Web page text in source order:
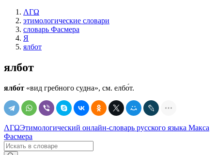
ΛΓΩ
этимологические словари
словарь Фасмера
Я
ялбот
ялбот
ялбо́т «вид гребного судна», см. елбо́т.
ΛΓΩЭтимологический онлайн-словарь русского языка Макса
Фасмера